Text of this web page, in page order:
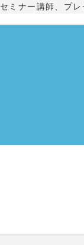
セミナー講師、プ